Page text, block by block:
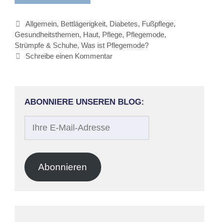
Kategorien
Allgemein, Bettlägerigkeit, Diabetes, Fußpflege,
Gesundheitsthemen, Haut, Pflege, Pflegemode,
Strümpfe & Schuhe, Was ist Pflegemode?
Schreibe einen Kommentar
ABONNIERE UNSEREN BLOG:
Adresse
Abonnieren